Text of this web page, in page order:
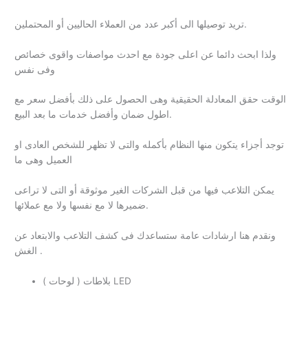
تريد توصيلها الى أكبر عدد من العملاء الحاليين أو المحتملين.
ولذا ابحث دائما عن اعلى جودة مع احدث مواصفات واقوى خصائص
وفى نفس
الوقت حقق المعادلة الحقيقية وهى الحصول على ذلك بأفضل سعر مع
اطول ضمان وأفضل خدمات ما بعد البيع.
توجد أجزاء يتكون منها النظام بأكمله والتى لا تظهر للشخص العادى او
العميل وهى ما
يمكن التلاعب فيها من قبل الشركات الغير موثوقة أو التى لا تراعى
ضميرها لا مع نفسها ولا مع عملائها.
ونقدم هنا ارشادات عامة ستساعدك فى كشف التلاعب والابتعاد عن
الغش .
بلاطات ( لوحات ) LED